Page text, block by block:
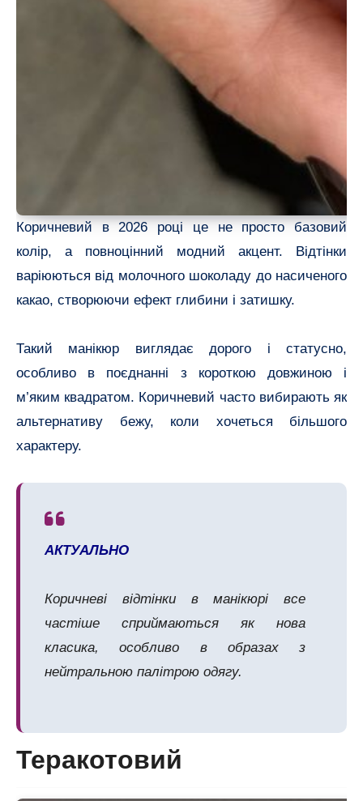
Коричневий в 2026 році це не просто базовий
колір, а повноцінний модний акцент. Відтінки
варіюються від молочного шоколаду до насиченого
какао, створюючи ефект глибини і затишку.
Такий манікюр виглядає дорого і статусно,
особливо в поєднанні з короткою довжиною і
м’яким квадратом. Коричневий часто вибирають як
альтернативу бежу, коли хочеться більшого
характеру.
АКТУАЛЬНО
Коричневі відтінки в манікюрі все
частіше сприймаються як нова
класика, особливо в образах з
нейтральною палітрою одягу.
Теракотовий